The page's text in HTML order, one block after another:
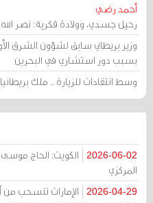
أحمد رضي
رحيل جسدي، وولادة فكرية: نصر
وزير بريطاني سابق لشؤون الشرق
بسبب دور استشاري في البحرين
وسط انتقادات للزيارة .. ملك
2026-06-02
الكويت: الحاج
المركزي
2026-04-29
الإمارات تنسحب